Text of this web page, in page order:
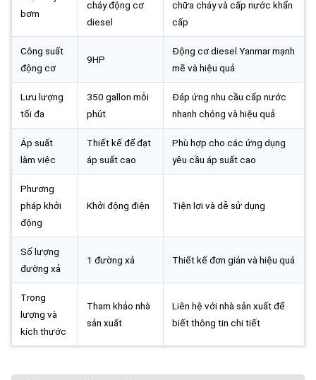
bơm
cháy động cơ
diesel
chữa cháy và cấp nước khẩn
cấp
Công suất
động cơ
9HP
Động cơ diesel Yanmar mạnh
mẽ và hiệu quả
Lưu lượng
tối đa
350 gallon mỗi
phút
Đáp ứng nhu cầu cấp nước
nhanh chóng và hiệu quả
Áp suất
làm việc
Thiết kế để đạt
áp suất cao
Phù hợp cho các ứng dụng
yêu cầu áp suất cao
Phương
pháp khởi
động
Khởi động điện Tiện lợi và dễ sử dụng
Số lượng
đường xả
1 đường xả Thiết kế đơn giản và hiệu quả
Trọng
lượng và
kích thước
Tham khảo nhà
sản xuất
Liên hệ với nhà sản xuất để
biết thông tin chi tiết